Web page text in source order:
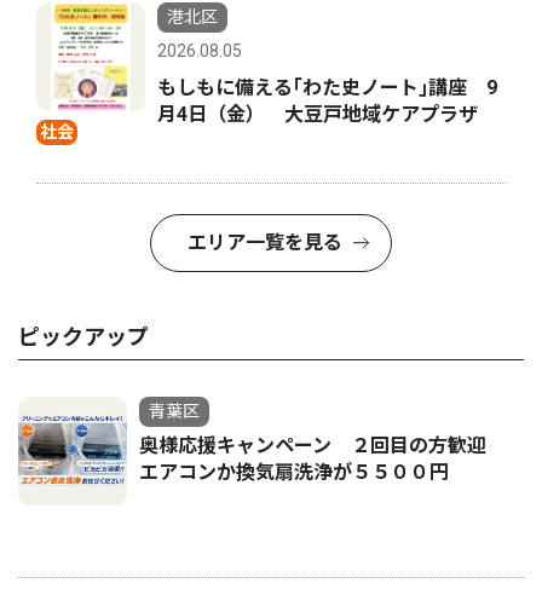
社会
港北区
2026.08.05
もしもに備える｢わた史ノート｣講座 9
月4日（金） 大豆戸地域ケアプラザ
エリア一覧を見る
ピックアップ
青葉区
奥様応援キャンペーン ２回目の方歓迎
エアコンか換気扇洗浄が５５００円